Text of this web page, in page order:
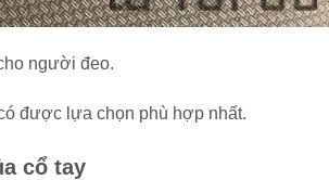
người đeo.
được lựa chọn phù hợp nhất.
cổ tay